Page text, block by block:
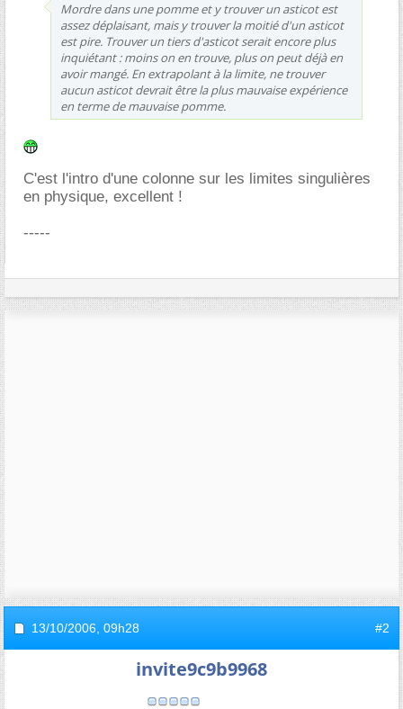
Mordre dans une pomme et y trouver un asticot est
assez déplaisant, mais y trouver la moitié d'un asticot
est pire. Trouver un tiers d'asticot serait encore plus
inquiétant : moins on en trouve, plus on peut déjà en
avoir mangé. En extrapolant à la limite, ne trouver
aucun asticot devrait être la plus mauvaise expérience
en terme de mauvaise pomme.
C'est l'intro d'une colonne sur les limites singulières
en physique, excellent !
-----
13/10/2006, 09h28 #2
invite9c9b9968